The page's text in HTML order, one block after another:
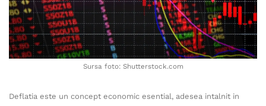
Sursa foto: Shutterstock.com
Deflatia este un concept economic esential, adesea intalnit in